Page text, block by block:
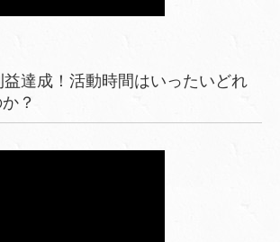
達成！活動時間はいったいどれ
？